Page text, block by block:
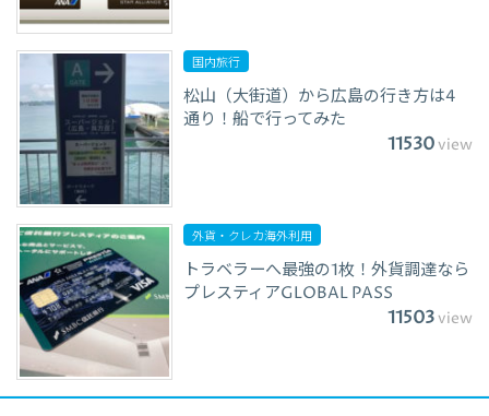
国内旅行
松山（大街道）から広島の行き方は4
通り！船で行ってみた
11530view
外貨・クレカ海外利用
トラベラーへ最強の1枚！外貨調達なら
プレスティアGLOBAL PASS
11503view